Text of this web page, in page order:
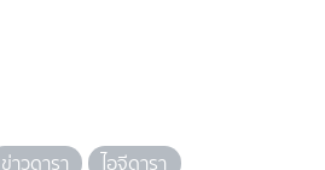
ข่าวดารา
ไอจีดารา